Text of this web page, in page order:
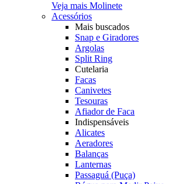
Veja mais Molinete
Acessórios
Mais buscados
Snap e Giradores
Argolas
Split Ring
Cutelaria
Facas
Canivetes
Tesouras
Afiador de Faca
Indispensáveis
Alicates
Aeradores
Balanças
Lanternas
Passaguá (Puça)